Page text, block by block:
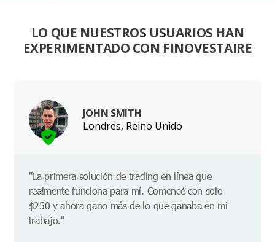
LO QUE NUESTROS USUARIOS HAN
EXPERIMENTADO CON FINOVESTAIRE
JOHN SMITH
Londres, Reino Unido
"La primera solución de trading en línea que
realmente funciona para mí. Comencé con solo
$250 y ahora gano más de lo que ganaba en mi
trabajo."